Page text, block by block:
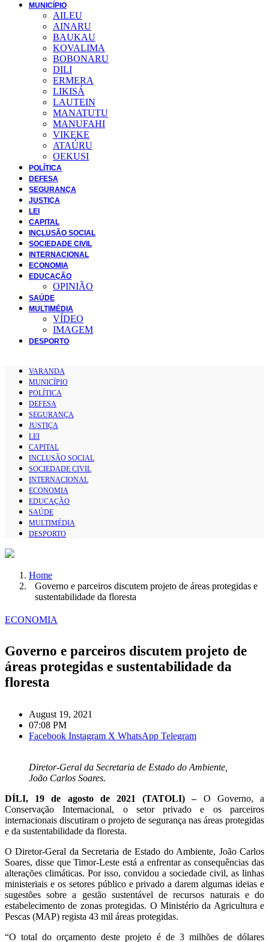
MUNICÍPIO
AILEU
AINARU
BAUKAU
KOVALIMA
BOBONARU
DILI
ERMERA
LIKISÁ
LAUTEIN
MANATUTU
MANUFAHI
VIKEKE
ATAÚRU
OEKUSI
POLÍTICA
DEFESA
SEGURANÇA
JUSTIÇA
LEI
CAPITAL
INCLUSÃO SOCIAL
SOCIEDADE CIVIL
INTERNACIONAL
ECONOMIA
EDUCAÇÃO
OPINIÃO
SAÚDE
MULTIMÉDIA
VÍDEO
IMAGEM
DESPORTO
VARANDA
MUNICÍPIO
POLÍTICA
DEFESA
SEGURANÇA
JUSTIÇA
LEI
CAPITAL
INCLUSÃO SOCIAL
SOCIEDADE CIVIL
INTERNACIONAL
ECONOMIA
EDUCAÇÃO
SAÚDE
MULTIMÉDIA
DESPORTO
Home
Governo e parceiros discutem projeto de áreas protegidas e
sustentabilidade da floresta
ECONOMIA
Governo e parceiros discutem projeto de
áreas protegidas e sustentabilidade da
floresta
August 19, 2021
07:08 PM
Facebook Instagram X WhatsApp Telegram
Diretor-Geral da Secretaria de Estado do Ambiente,
João Carlos Soares.
DÍLI, 19 de agosto de 2021 (TATOLI) –O Governo, a
Conservação Internacional, o setor privado e os parceiros
internacionais discutiram o projeto de segurança nas áreas protegidas
e da sustentabilidade da floresta.
O Diretor-Geral da Secretaria de Estado do Ambiente, João Carlos
Soares, disse que Timor-Leste está a enfrentar as consequências das
alterações climáticas. Por isso, convidou a sociedade civil, as linhas
ministeriais e os setores público e privado a darem algumas ideias e
sugestões sobre a gestão sustentável de recursos naturais e do
estabelecimento de zonas protegidas. O Ministério da Agricultura e
Pescas (MAP) regista 43 mil áreas protegidas.
“O total do orçamento deste projeto é de 3 milhões de dólares